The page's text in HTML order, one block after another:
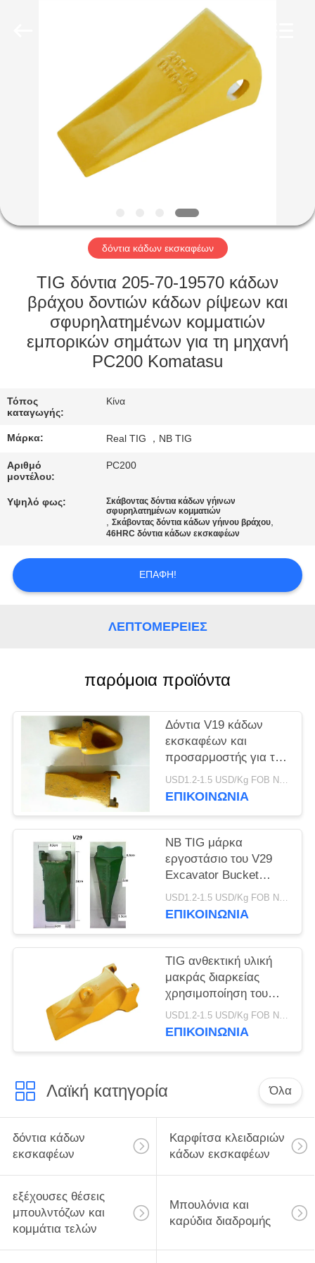
ΠΡΟΪΌΝΤΑ
ΠΕΡΊΠΟΥ
ΓΎΡΟΣ
ΕΡΓΟΣΤΑΣΊΩΝ
ΠΟΙΟΤΙΚΌΣ
ΈΛΕΓΧΟΣ
ΣΕ
ΕΠΑΦΉ
ΜΕ
ΖΗΤΉΣΤΕ
SITEMAP
δόντια κάδων εκσκαφέων
TIG δόντια 205-70-19570 κάδων
βράχου δοντιών κάδων ρίψεων και
σφυρηλατημένων κομματιών
εμπορικών σημάτων για τη μηχανή
PC200 Komatasu
Τόπος
καταγωγής:
Κίνα
Μάρκα: Real TIG ，NB TIG
Αριθμό
μοντέλου:
PC200
Υψηλό φως:
Σκάβοντας δόντια κάδων γήινων
σφυρηλατημένων κομματιών
,Σκάβοντας δόντια κάδων γήινου βράχου,
46HRC δόντια κάδων εκσκαφέων
ΕΠΑΦΉ!
ΛΕΠΤΟΜΈΡΕΙΕΣ
παρόμοια προϊόντα
Δόντια V19 κάδων
εκσκαφέων και
προσαρμοστής για την
τρυπώντας με τρυπάνι
εργασία πετρελαίου
USD1.2-1.5 USD/Kg FOB Ningbo MOQ:2 Τόνων
ΕΠΙΚΟΙΝΩΝΙΑ
NB TIG μάρκα
εργοστάσιο του V29
Excavator Bucket
Δόντια V29SYL Και
προσαρμογέα, Rock
USD1.2-1.5 USD/Kg FOB Ningbo MOQ:2 Τόνων
ΕΠΙΚΟΙΝΩΝΙΑ
TIG ανθεκτική υλική
μακράς διαρκείας
χρησιμοποίηση του
Teet V69SYL κάδων
εκσκαφέων
USD1.2-1.5 USD/Kg FOB Ningbo MOQ:2 Τόνων
ΕΠΙΚΟΙΝΩΝΙΑ
Λαϊκή κατηγορία Όλα
δόντια κάδων
εκσκαφέων
Καρφίτσα κλειδαριών
κάδων εκσκαφέων
εξέχουσες θέσεις
μπουλντόζων και
κομμάτια τελών
Μπουλόνια και
καρύδια διαδρομής